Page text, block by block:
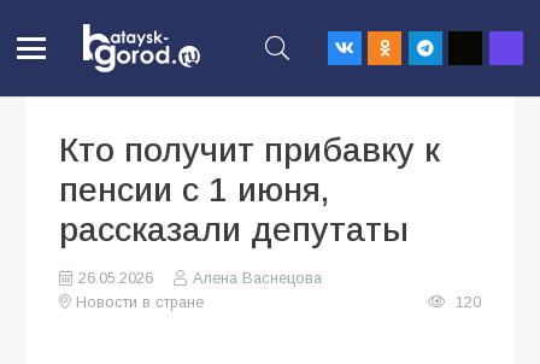
Кто получит прибавку к
пенсии с 1 июня,
рассказали депутаты
26.05.2026
Алена Васнецова
Новости в стране
120